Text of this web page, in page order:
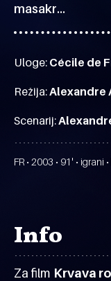
masakr…
Uloge: Cécile de
Režija:Alexandre
Scenarij:
FR • 2003 • 91' • igrani
Info
Za film Krvava